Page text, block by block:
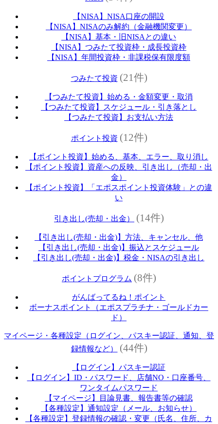
【NISA】NISA口座の開設
【NISA】NISAのみ解約（金融機関変更）
【NISA】基本・旧NISAとの違い
【NISA】つみたて投資枠・成長投資枠
【NISA】年間投資枠・非課税保有限度額
つみたて投資 (21件)
【つみたて投資】始める・金額変更・取消
【つみたて投資】スケジュール・引き落とし
【つみたて投資】お支払い方法
ポイント投資 (12件)
【ポイント投資】始める、基本、エラー、取り消し
【ポイント投資】資産への反映、引き出し（売却・出
金）
【ポイント投資】「エポスポイント投資体験」との違
い
引き出し(売却・出金） (14件)
【引き出し(売却・出金)】方法、キャンセル、他
【引き出し(売却・出金)】振込とスケジュール
【引き出し(売却・出金)】税金・NISAの引き出し
ポイントプログラム (8件)
がんばってるね！ポイント
ボーナスポイント（エポスプラチナ・ゴールドカー
ド）
マイページ・各種設定（ログイン、パスキー認証、通知、登
録情報など）
(44件)
【ログイン】パスキー認証
【ログイン】ID・パスワード、店舗NO・口座番号、
ワンタイムパスワード
【マイページ】目論見書、報告書等の確認
【各種設定】通知設定（メール、お知らせ）
【各種設定】登録情報の確認・変更（氏名、住所、カ